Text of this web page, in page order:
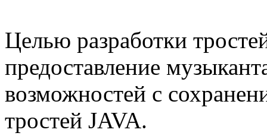
Целью разработки
предоставление
возможностей с
тростей JAVA.